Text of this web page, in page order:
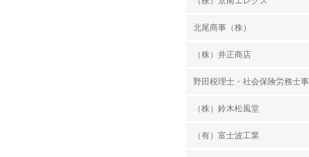
北尾商事（株）
（株）井正商店
野田税理士・社会保険労務士
（株）鈴木松風堂
（有）富士波工業